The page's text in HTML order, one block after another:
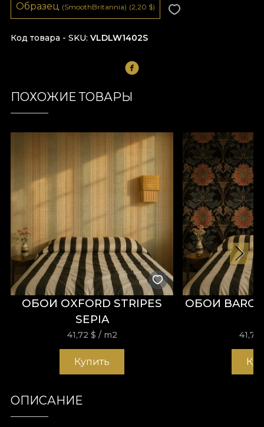
Код товара - SKU VLDLW1402S
Образец (SmoothBritannia) (2,20 $)
ПОХОЖИЕ ТОВАРЫ
ОБОИ OXFORD STRIPES
SEPIA
41,72 $ / m2
Купить
ОБОИ
41,72
ОПИСАНИЕ